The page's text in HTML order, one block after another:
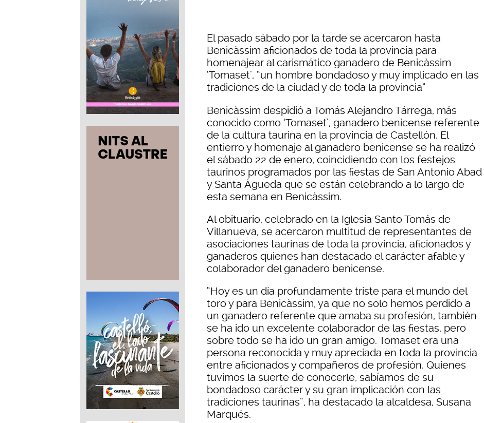
El pasado sábado por la tarde se acercaron hasta
Benicàssim aficionados de toda la provincia para
homenajear al carismático ganadero de Benicàssim
‘Tomaset’, “un hombre bondadoso y muy implicado en las
tradiciones de la ciudad y de toda la provincia”
Benicàssim despidió a Tomás Alejandro Tárrega, más
conocido como ‘Tomaset’, ganadero benicense referente
de la cultura taurina en la provincia de Castellón. El
entierro y homenaje al ganadero benicense se ha realizó
el sábado 22 de enero, coincidiendo con los festejos
taurinos programados por las fiestas de San Antonio Abad
y Santa Águeda que se están celebrando a lo largo de
esta semana en Benicàssim.
Al obituario, celebrado en la Iglesia Santo Tomás de
Villanueva, se acercaron multitud de representantes de
asociaciones taurinas de toda la provincia, aficionados y
ganaderos quienes han destacado el carácter afable y
colaborador del ganadero benicense.
“Hoy es un día profundamente triste para el mundo del
toro y para Benicàssim, ya que no solo hemos perdido a
un ganadero referente que amaba su profesión, también
se ha ido un excelente colaborador de las fiestas, pero
sobre todo se ha ido un gran amigo. Tomaset era una
persona reconocida y muy apreciada en toda la provincia
entre aficionados y compañeros de profesión. Quienes
tuvimos la suerte de conocerle, sabíamos de su
bondadoso carácter y su gran implicación con las
tradiciones taurinas”, ha destacado la alcaldesa, Susana
Marqués.